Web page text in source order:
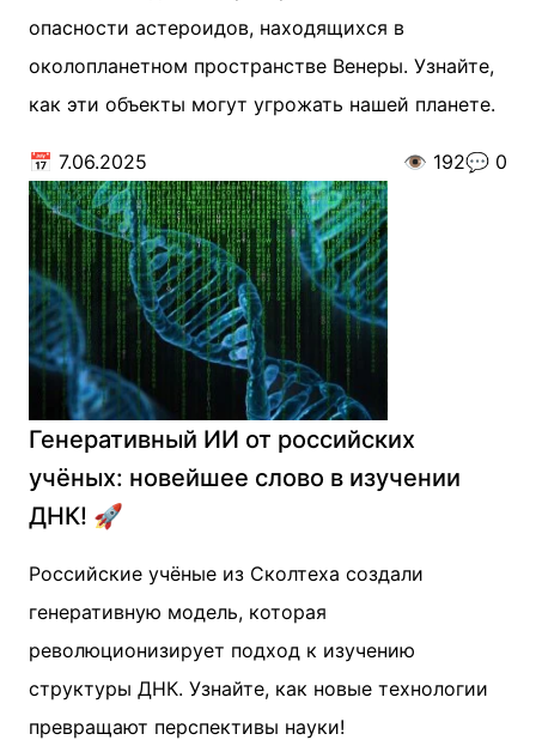
опасности астероидов, находящихся в
околопланетном пространстве Венеры. Узнайте,
как эти объекты могут угрожать нашей планете.
📅 7.06.2025 👁️ 192💬 0
Генеративный ИИ от российских
учёных: новейшее слово в изучении
ДНК! 🚀
Российские учёные из Сколтеха создали
генеративную модель, которая
революционизирует подход к изучению
структуры ДНК. Узнайте, как новые технологии
превращают перспективы науки!